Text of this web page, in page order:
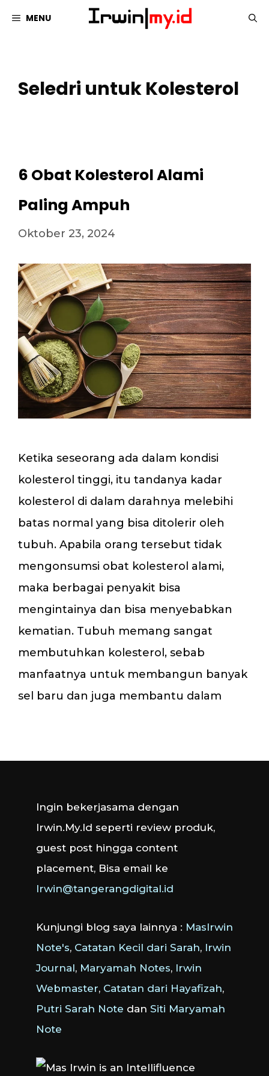
MENU
Seledri untuk Kolesterol
6 Obat Kolesterol Alami
Paling Ampuh
Oktober 23, 2024
Ketika seseorang ada dalam kondisi
kolesterol tinggi, itu tandanya kadar
kolesterol di dalam darahnya melebihi
batas normal yang bisa ditolerir oleh
tubuh. Apabila orang tersebut tidak
mengonsumsi obat kolesterol alami,
maka berbagai penyakit bisa
mengintainya dan bisa menyebabkan
kematian. Tubuh memang sangat
membutuhkan kolesterol, sebab
manfaatnya untuk membangun banyak
sel baru dan juga membantu dalam
Ingin bekerjasama dengan
Irwin.My.Id seperti review produk,
guest post hingga content
placement, Bisa email ke
Irwin@tangerangdigital.id
Kunjungi blog saya lainnya : MasIrwin
Note's, Catatan Kecil dari Sarah, Irwin
Journal, Maryamah Notes, Irwin
Webmaster, Catatan dari Hayafizah,
Putri Sarah Note dan Siti Maryamah
Note